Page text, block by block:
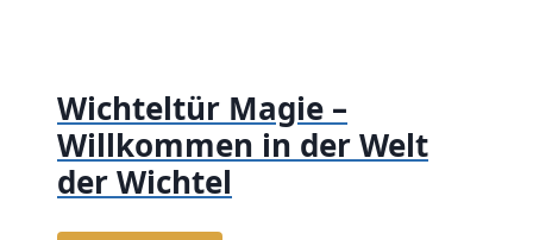
Wichteltür Magie –
Willkommen in der Welt
der Wichtel